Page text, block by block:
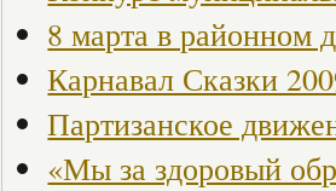
8 марта в районном
Карнавал Сказки
Партизанское
«Мы за здоровый